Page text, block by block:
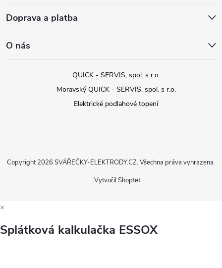
Doprava a platba
O nás
QUICK - SERVIS, spol. s r.o.
Moravský QUICK - SERVIS, spol. s r.o.
Elektrické podlahové topení
Vytvořil Shoptet
Copyright 2026 SVÁŘEČKY-ELEKTRODY.CZ. Všechna práva vyhrazena.
×
Splátková kalkulačka ESSOX